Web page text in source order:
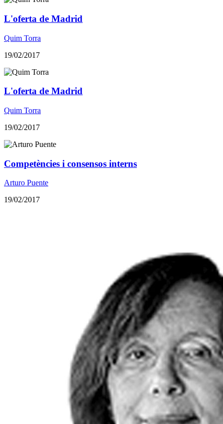
L'oferta de Madrid
Quim Torra
19/02/2017
L'oferta de Madrid
Quim Torra
19/02/2017
Competències i consensos interns
Arturo Puente
19/02/2017